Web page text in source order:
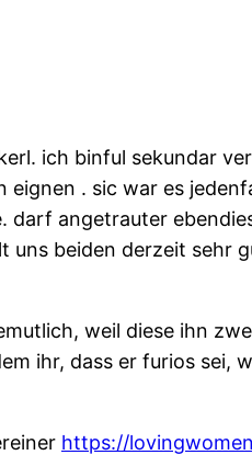
ich binful sekundar
. sic war es
darf angetrauter
uns beiden derzeit sehr
weil diese ihn
ihr, dass er furios sei,
https://